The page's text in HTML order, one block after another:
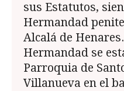
sus Es­tatutos,
Hermandad
Alcalá de
Hermandad se
Parroquia de
Villanueva en el